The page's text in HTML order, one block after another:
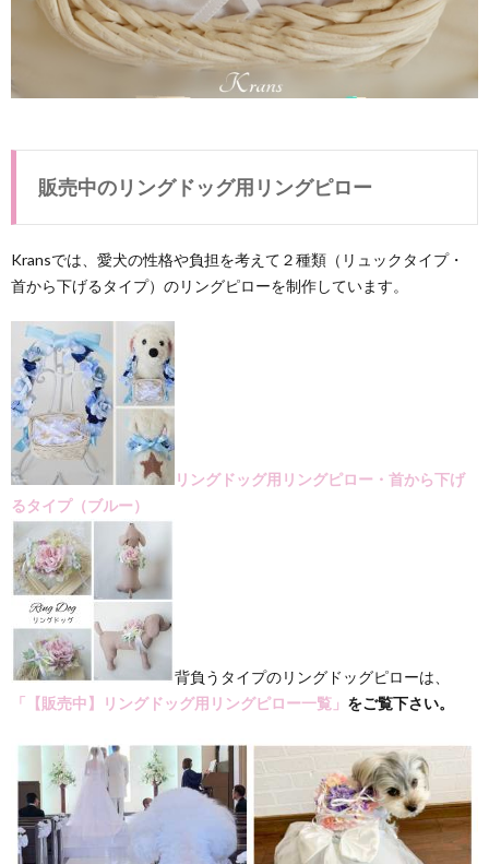
販売中のリングドッグ用リングピロー
Kransでは、愛犬の性格や負担を考えて２種類（リュックタイプ・
首から下げるタイプ）のリングピローを制作しています。
リングドッグ用リングピロー・首から下げ
るタイプ（ブルー）
背負うタイプのリングドッグピローは、
「【販売中】リングドッグ用リングピロー一覧」 をご覧下さい。